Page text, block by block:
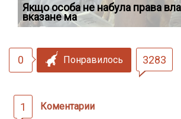
Якщо особа не набула права
вказане ма
0 Понравилось 3283
1 Коментарии